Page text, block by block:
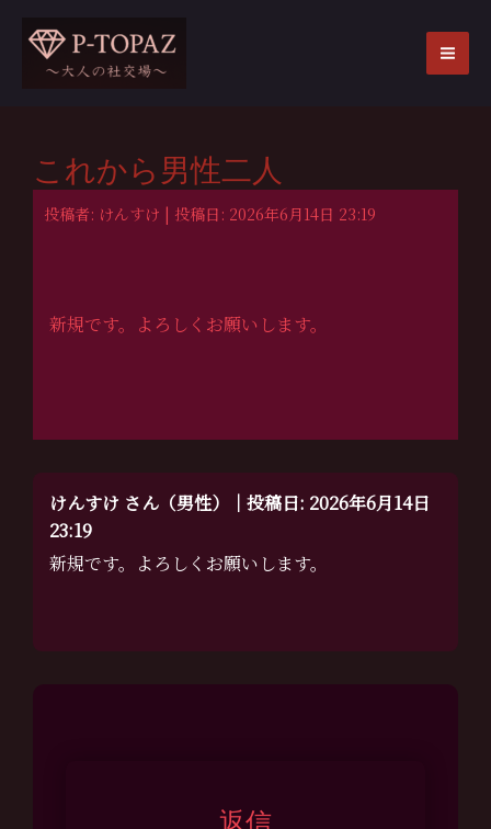
これから男性二人
投稿者: けんすけ | 投稿日: 2026年6月14日 23:19
新規です。よろしくお願いします。
けんすけ さん（男性）｜投稿日: 2026年6月14日
23:19
新規です。よろしくお願いします。